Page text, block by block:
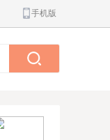
手机版